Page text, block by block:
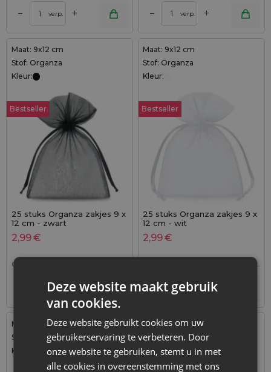
– verp. + – verp. +
Maat: 9x12 cm
Stof: Organza
Kleur:
Bestseller
25 stuks Organza zakjes 9 x
12 cm - zwart
2,99€
0,12
verp. +
Maat: 9x12 cm
Stof: Organza
Kleur:
Bestseller
25 stuks Organza zakjes 9 x
12 cm - wit
2,99€
1 verp. = 25 st.
Tijdelijk niet op voorraad
Maat: 9x12 cm
Stof: Katoen
Kleur:
Maat: 7x9 cm
Stof: Organza
Kleur:
Deze website maakt gebruik
van cookies.
Deze website gebruikt cookies om uw
gebruikerservaring te verbeteren. Door
onze website te gebruiken, stemt u in met
alle cookies in overeenstemming met ons